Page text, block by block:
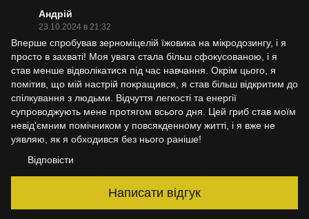
Андрій
23.10.2024 в 21:32
Вперше спробував зерноміцелій їжовика на мікродозингу, і я
просто в захваті! Моя увага стала більш сфокусованою, і я
став менше відволікатися під час навчання. Окрім цього, я
помітив, що мій настрій покращився, я став більш відкритим до
спілкування з людьми. Відчуття легкості та енергії
супроводжують мене протягом всього дня. Цей гриб став моїм
невід'ємним помічником у повсякденному житті, і я вже не
уявляю, як я обходився без нього раніше!
Відповісти
Написати відгук